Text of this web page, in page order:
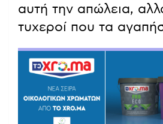
αυτή την απώλεια,
τυχεροί που τα